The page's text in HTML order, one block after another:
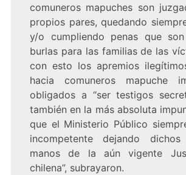
comuneros mapuches son
propios pares, quedando
y/o cumpliendo penas que
burlas para las familias de las
con esto los apremios
hacia comuneros mapuche
obligados a “ser testigos
también en la más absoluta
que el Ministerio Público
incompetente dejando
manos de la aún vigente
chilena”, subrayaron.